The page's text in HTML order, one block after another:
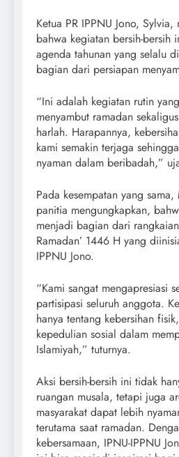
Ketua PR IPPNU Jono, Sylvia,
bahwa kegiatan bersih-bersih
agenda tahunan yang selalu
bagian dari persiapan
“Ini adalah kegiatan rutin
menyambut ramadan
harlah. Harapannya,
kami semakin terjaga
nyaman dalam beribadah,”
Pada kesempatan yang
panitia mengungkapkan,
menjadi bagian dari
Ramadan’ 1446 H yang
IPPNU Jono.
“Kami sangat mengapresiasi
partisipasi seluruh anggota.
hanya tentang kebersihan
kepedulian sosial dalam
Islamiyah,” tuturnya.
Aksi bersih-bersih ini tidak
ruangan musala, tetapi juga
masyarakat dapat lebih
terutama saat ramadan.
kebersamaan, IPNU-IPPNU